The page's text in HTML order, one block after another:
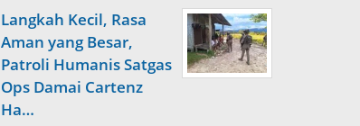
Langkah Kecil, Rasa
Aman yang Besar,
Patroli Humanis Satgas
Ops Damai Cartenz
Ha…